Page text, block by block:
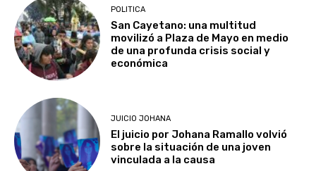
POLITICA
San Cayetano: una multitud
movilizó a Plaza de Mayo en medio
de una profunda crisis social y
económica
JUICIO JOHANA
El juicio por Johana Ramallo volvió
sobre la situación de una joven
vinculada a la causa